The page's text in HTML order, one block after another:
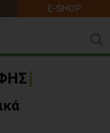
E-SHOP